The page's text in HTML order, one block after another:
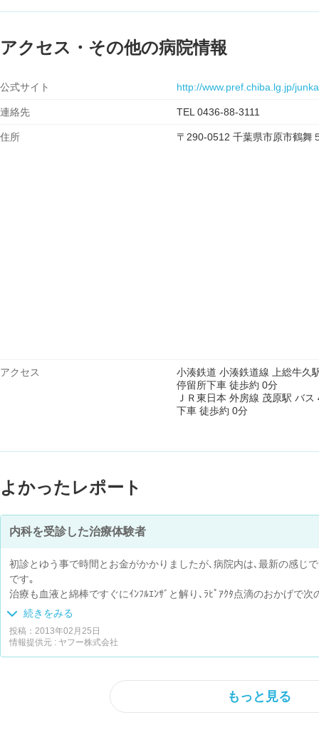
アクセス・その他の病院情報
公式サイト http://www.pref.chiba.lg.jp/
連絡先 TEL 0436-88-3111
住所 〒290-0512 千葉県市原市鶴舞
アクセス
小湊鉄道 小湊鉄道線 上総牛久
停留所下車 徒歩約 0分
ＪＲ東日本 外房線 茂原駅 バ
下車 徒歩約 0分
よかったレポート
内科を受診した治療体験者
初診とゆう事で時間とお金がかかりましたが､病院内は､最新の感じ
です｡
治療も血液と綿棒ですぐにｲﾝﾌﾙｴﾝｻﾞと解り､ﾗﾋﾟｱｸﾀ点滴のおかげで
市内に大きな病院がある事の有り難みを感じた一週間でした｡
続きをみる
投稿：2013年02月25日
情報提供元 : ヤフー株式会社
もっと見る